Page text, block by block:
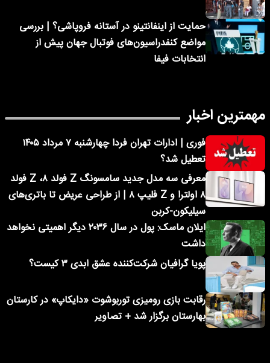
حمایت از اینفانتینو در آستانه فروپاشی؟ | بررسی
مواضع کنفدراسیون‌های فوتبال جهان پیش از
انتخابات فیفا
مهمترین اخبار
فوری | ادارات تهران فردا چهارشنبه ۷ مرداد ۱۴۰۵
تعطیل شد؟
معرفی سه مدل جدید سامسونگ Z فولد ۸، Z فولد
۸ اولترا و Z فلیپ ۸ | از طراحی عریض تا باتری‌های
سیلیکون-کربن
ایلان ماسک: پول در سال ۲۰۳۶ دیگر اهمیتی نخواهد
داشت
پویا گرافیان شرکت‌کننده عشق ابدی ۳ کیست؟
رقابت بازی رومیزی توربوشوت «دایکاپ» در کارستان
بهارستان برگزار شد + تصاویر